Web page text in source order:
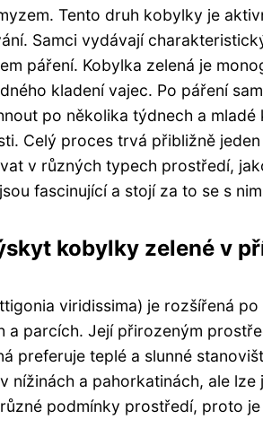
Tento druh kobylky je
Samci vydávají
páření. Kobylka zelená je
kladení vajec. Po páření
po několika týdnech a
Celý proces trvá přibližně
v různých typech prostředí,
fascinující a stojí za to se s
kobylky zelené v
viridissima) je rozšířená
a parcích. Její přirozeným
preferuje teplé a slunné
nížinách a pahorkatinách, ale
podmínky prostředí, proto